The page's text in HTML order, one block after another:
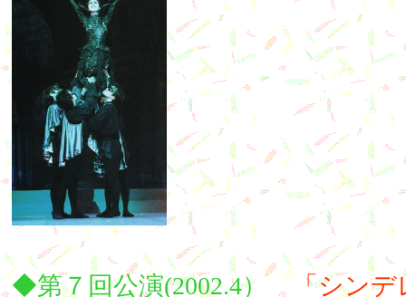
◆第７回公演(2002.4） 「シン